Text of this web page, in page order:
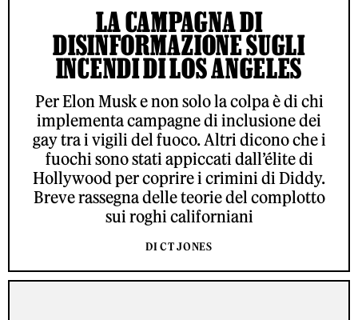
LA CAMPAGNA DI
DISINFORMAZIONE SUGLI
INCENDI DI LOS ANGELES
Per Elon Musk e non solo la colpa è di chi
implementa campagne di inclusione dei
gay tra i vigili del fuoco. Altri dicono che i
fuochi sono stati appiccati dall’élite di
Hollywood per coprire i crimini di Diddy.
Breve rassegna delle teorie del complotto
sui roghi californiani
DI CT JONES